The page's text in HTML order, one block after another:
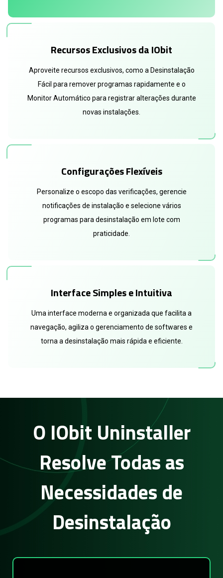
Recursos Exclusivos da IObit
Aproveite recursos exclusivos, como a Desinstalação
Fácil para remover programas rapidamente e o
Monitor Automático para registrar alterações durante
novas instalações.
Configurações Flexíveis
Personalize o escopo das verificações, gerencie
notificações de instalação e selecione vários
programas para desinstalação em lote com
praticidade.
Interface Simples e Intuitiva
Uma interface moderna e organizada que facilita a
navegação, agiliza o gerenciamento de softwares e
torna a desinstalação mais rápida e eficiente.
O IObit Uninstaller
Resolve Todas as
Necessidades de
Desinstalação